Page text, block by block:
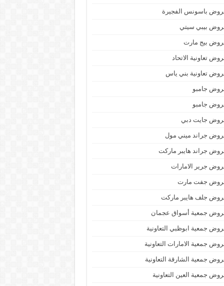
باسونس الفجيرة
بيبي سيتي
بيج مارت
تعاونية الاتحاد
تعاونية بني ياس
جامبو
جامبو
جايت دبي
جراند ميني مول
جراند هايبر ماركت
جرير الامارات
جفت مارت
جلف هايبر ماركت
جمعية أسواق عجمان
جمعية ابوظبي التعاونية
جمعية الامارات التعاونية
جمعية الشارقة التعاونية
جمعية العين التعاونية